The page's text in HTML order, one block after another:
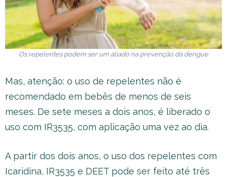
Os repelentes podem ser um aliado na prevenção da dengue
Mas, atenção: o uso de repelentes não é
recomendado em bebês de menos de seis
meses. De sete meses a dois anos, é liberado o
uso com IR3535, com aplicação uma vez ao dia.
A partir dos dois anos, o uso dos repelentes com
Icaridina, IR3535 e DEET pode ser feito até três